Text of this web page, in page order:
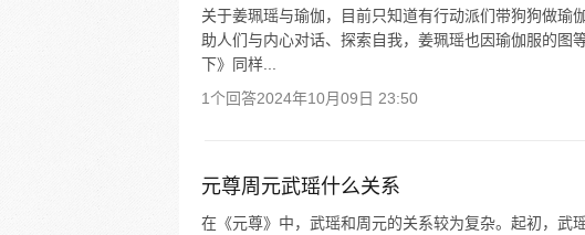
关于姜珮瑶与瑜伽，目前只知道有行动派们带狗狗做瑜
助人们与内心对话、探索自我，姜珮瑶也因瑜伽服的图
下》同样...
1个回答2024年10月09日 23:50
元尊周元武瑶什么关系
在《元尊》中，武瑶和周元的关系较为复杂。起初，武